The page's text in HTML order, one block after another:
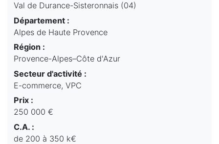
Val de Durance-Sisteronnais (04)
Département :
Alpes de Haute Provence
Région :
Provence-Alpes–Côte d'Azur
Secteur d'activité :
E-commerce, VPC
Prix :
250 000 €
C.A. :
de 200 à 350 k€